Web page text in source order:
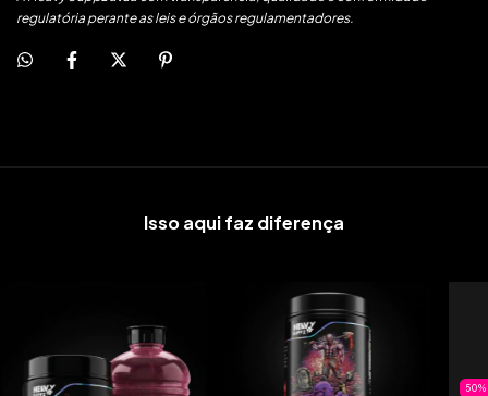
regulatória perante as leis e órgãos regulamentadores.
Isso aqui faz diferença
50